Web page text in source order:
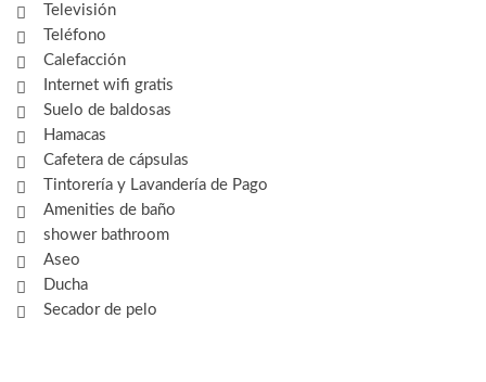
Televisión
Teléfono
Calefacción
Internet wifi gratis
Suelo de baldosas
Hamacas
Cafetera de cápsulas
Tintorería y Lavandería de Pago
Amenities de baño
shower bathroom
Aseo
Ducha
Secador de pelo